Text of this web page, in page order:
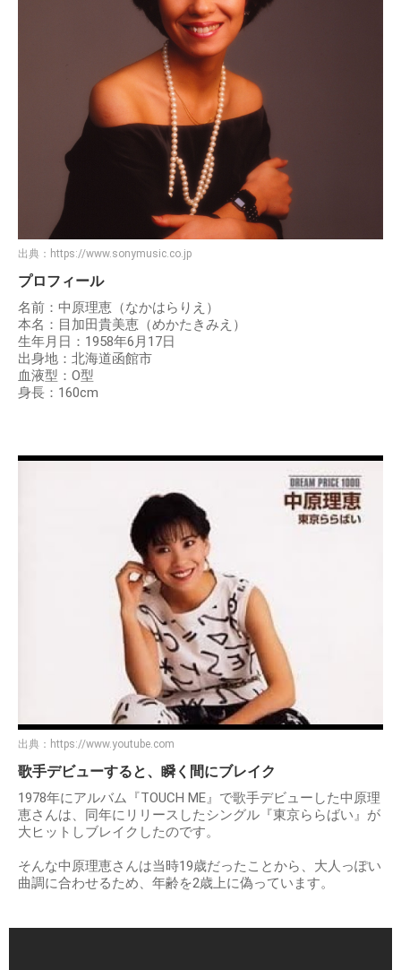
出典： https://www.sonymusic.co.jp
プロフィール
名前：中原理恵（なかはらりえ）
本名：目加田貴美恵（めかたきみえ）
生年月日：1958年6月17日
出身地：北海道函館市
血液型：O型
身長：160cm
出典： https://www.youtube.com
歌手デビューすると、瞬く間にブレイク
1978年にアルバム『TOUCH ME』で歌手デビューした中原理
恵さんは、同年にリリースしたシングル『東京ららばい』が
大ヒットしブレイクしたのです。
そんな中原理恵さんは当時19歳だったことから、大人っぽい
曲調に合わせるため、年齢を2歳上に偽っています。